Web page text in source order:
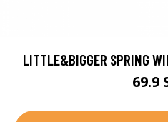
LITTLE&BIGGER SPRING
69.9